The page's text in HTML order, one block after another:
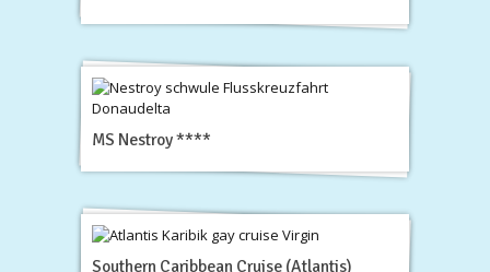
MS Nestroy ****
Southern Caribbean Cruise (Atlantis)